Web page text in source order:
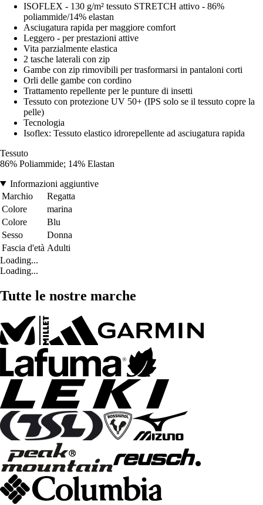
ISOFLEX - 130 g/m² tessuto STRETCH attivo - 86%
poliammide/14% elastan
Asciugatura rapida per maggiore comfort
Leggero - per prestazioni attive
Vita parzialmente elastica
2 tasche laterali con zip
Gambe con zip rimovibili per trasformarsi in pantaloni corti
Orli delle gambe con cordino
Trattamento repellente per le punture di insetti
Tessuto con protezione UV 50+ (IPS solo se il tessuto copre la
pelle)
Tecnologia
Isoflex: Tessuto elastico idrorepellente ad asciugatura rapida
Tessuto
86% Poliammide; 14% Elastan
Informazioni aggiuntive
Marchio
Regatta
Colore
marina
Colore
Blu
Sesso
Donna
Fascia d'età Adulti
Loading...
Loading...
Tutte le nostre marche